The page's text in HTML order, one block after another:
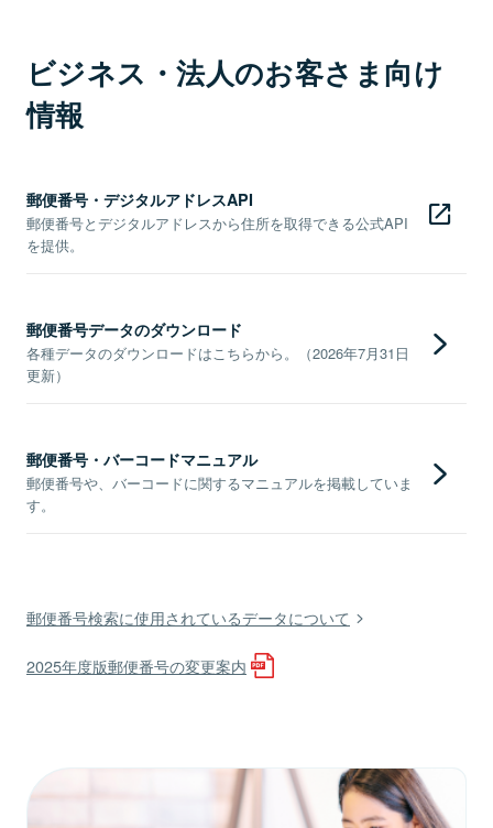
ビジネス・法人のお客さま向け
情報
郵便番号・デジタルアドレスAPI
郵便番号とデジタルアドレスから住所を取得できる公式API
を提供。
郵便番号データのダウンロード
各種データのダウンロードはこちらから。（2026年7月31日
更新）
郵便番号・バーコードマニュアル
郵便番号や、バーコードに関するマニュアルを掲載していま
す。
郵便番号検索に使用されているデータについて
2025年度版郵便番号の変更案内